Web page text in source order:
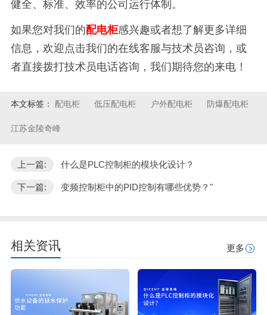
健全、标准、效率的公司运行体制。
如果您对我们的配电柜感兴趣或者想了解更多详细
信息，欢迎点击我们的在线客服与技术员咨询，或
者直接拨打技术员电话咨询，我们期待您的来电！
本文标签： 配电柜 低压配电柜 户外配电柜 防爆配电柜
江苏金陵奇峰
上一篇: 什么是PLC控制柜的模块化设计？
下一篇: 变频控制柜中的PID控制有哪些优势？"
相关资讯 更多